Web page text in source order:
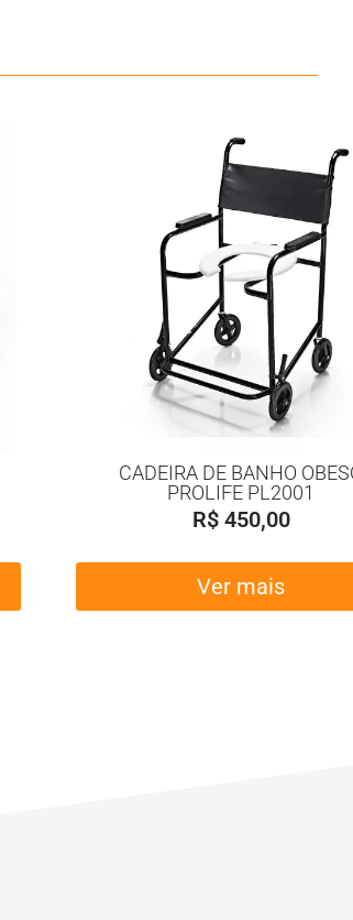
CADEIRA DE BANHO
PROLIFE PL2001
R$450,00
Ver mais